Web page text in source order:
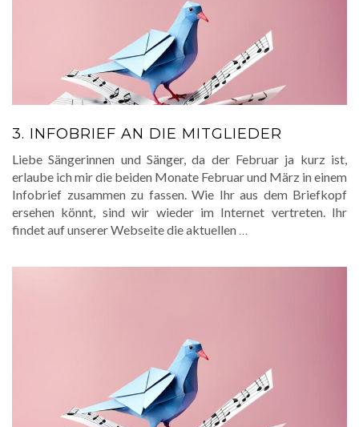
3. INFOBRIEF AN DIE MITGLIEDER
Liebe Sängerinnen und Sänger, da der Februar ja kurz ist,
erlaube ich mir die beiden Monate Februar und März in einem
Infobrief zusammen zu fassen. Wie Ihr aus dem Briefkopf
ersehen könnt, sind wir wieder im Internet vertreten. Ihr
findet auf unserer Webseite die aktuellen …